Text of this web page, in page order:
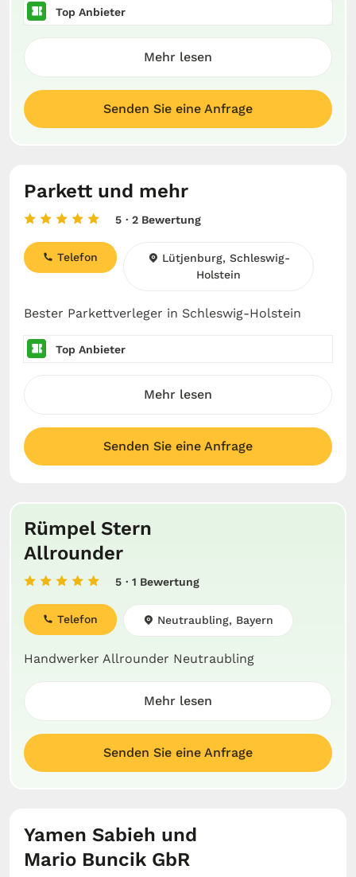
Top Anbieter
Mehr lesen
Senden Sie eine Anfrage
Parkett und mehr
5 · 2 Bewertung
Bester Parkettverleger in Schleswig-Holstein
Telefon
Lütjenburg, Schleswig-
Holstein
Top Anbieter
Mehr lesen
Senden Sie eine Anfrage
Rümpel Stern
Allrounder
5 · 1 Bewertung
Handwerker Allrounder Neutraubling
Telefon Neutraubling, Bayern
Mehr lesen
Senden Sie eine Anfrage
Yamen Sabieh und
Mario Buncik GbR